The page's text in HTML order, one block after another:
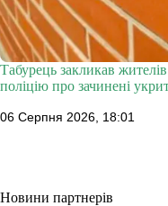
Табурець закликав
поліцію про зачинені
06 Серпня 2026, 18:01
Новини партнерів